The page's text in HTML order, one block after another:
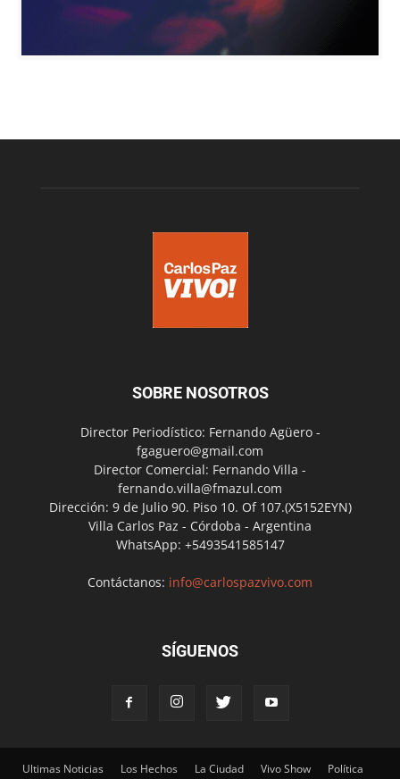
SOBRE NOSOTROS
Director Periodístico: Fernando Agüero -
fgaguero@gmail.com
Director Comercial: Fernando Villa -
fernando.villa@fmazul.com
Dirección: 9 de Julio 90. Piso 10. Of 107.(X5152EYN)
Villa Carlos Paz - Córdoba - Argentina
WhatsApp: +5493541585147
Contáctanos: info@carlospazvivo.com
SÍGUENOS
Ultimas Noticias Los Hechos La Ciudad Vivo Show Política